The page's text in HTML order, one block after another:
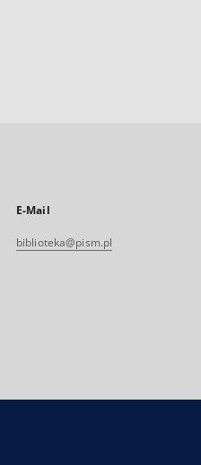
E-Mail
biblioteka@pism.pl